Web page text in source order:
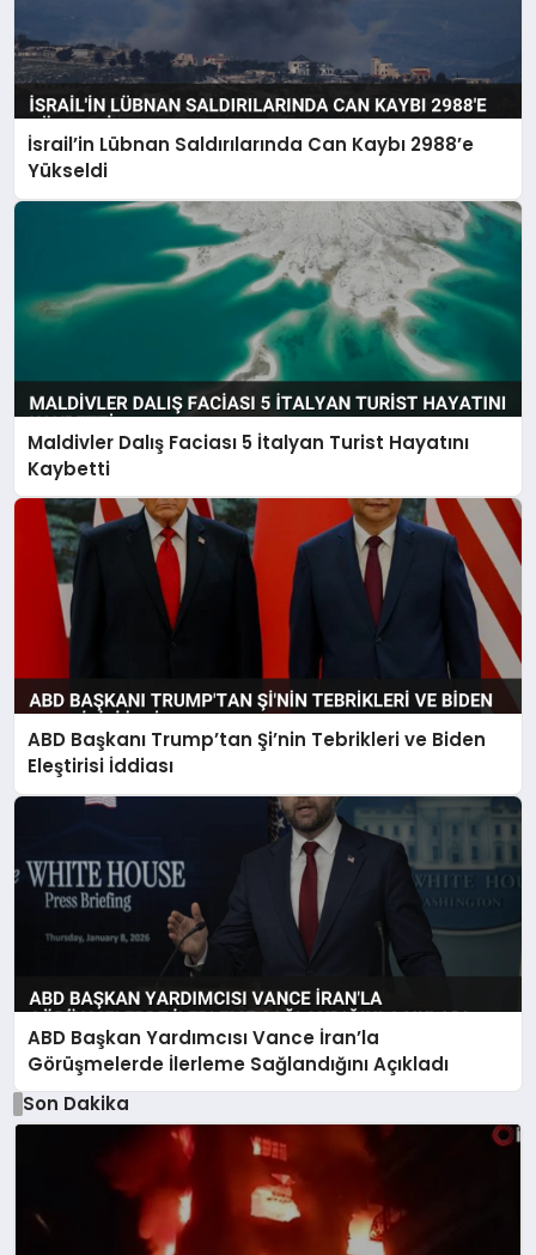
İsrail’in Lübnan Saldırılarında Can Kaybı 2988’e
Yükseldi
Maldivler Dalış Faciası 5 İtalyan Turist Hayatını
Kaybetti
ABD Başkanı Trump’tan Şi’nin Tebrikleri ve Biden
Eleştirisi İddiası
ABD Başkan Yardımcısı Vance İran’la
Görüşmelerde İlerleme Sağlandığını Açıkladı
Son Dakika